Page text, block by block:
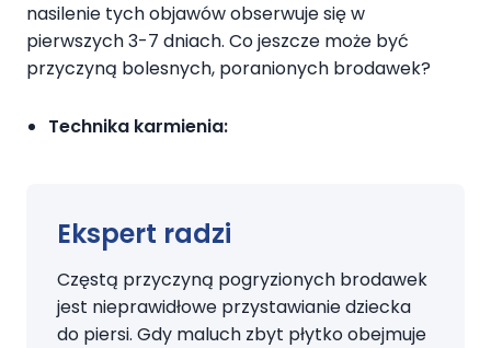
nasilenie tych objawów obserwuje się w
pierwszych 3-7 dniach. Co jeszcze może być
przyczyną bolesnych, poranionych brodawek?
Technika karmienia:
Ekspert radzi
Częstą przyczyną pogryzionych brodawek
jest nieprawidłowe przystawianie dziecka
do piersi. Gdy maluch zbyt płytko obejmuje